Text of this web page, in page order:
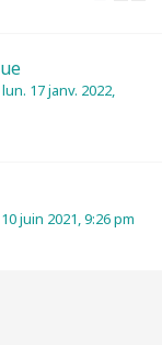
lun. 17 janv. 2022,
juin 2021, 9:26 pm